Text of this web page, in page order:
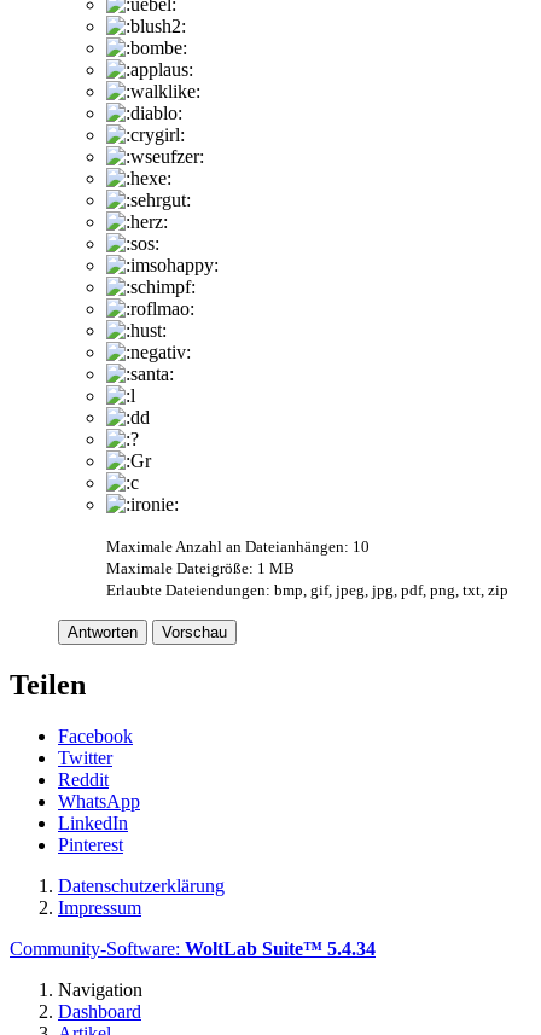
Maximale Anzahl an Dateianhängen: 10
Maximale Dateigröße: 1 MB
Erlaubte Dateiendungen: bmp, gif, jpeg, jpg, pdf, png, txt, zip
Antworten Vorschau
Teilen
Facebook
Twitter
Reddit
WhatsApp
LinkedIn
Pinterest
Datenschutzerklärung
Impressum
Community-Software: WoltLab Suite™ 5.4.34
Navigation
Dashboard